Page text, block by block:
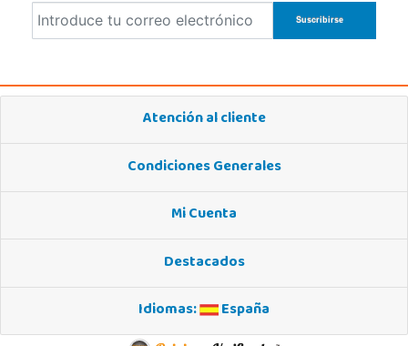
Atención al cliente
Condiciones Generales
Mi Cuenta
Destacados
Idiomas:
España